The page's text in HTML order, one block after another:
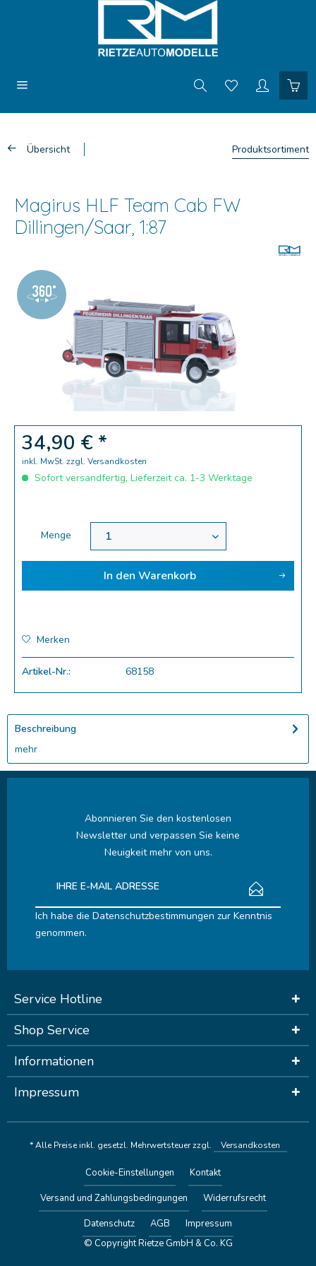
Übersicht Produktsortiment
Magirus HLF Team Cab FW
Dillingen/Saar, 1:87
34,90 € *
inkl. MwSt. zzgl. Versandkosten
Sofort versandfertig, Lieferzeit ca. 1-3 Werktage
Menge
In den Warenkorb
Merken
Artikel-Nr.: 68158
Beschreibung
mehr
Abonnieren Sie den kostenlosen
Newsletter und verpassen Sie keine
Neuigkeit mehr von uns.
Ich habe die Datenschutzbestimmungen zur Kenntnis
genommen.
Service Hotline
Shop Service
Informationen
Impressum
* Alle Preise inkl. gesetzl. Mehrwertsteuer zzgl. Versandkosten
Cookie-Einstellungen
Kontakt
Versand und Zahlungsbedingungen
Widerrufsrecht
Datenschutz
AGB
Impressum
© Copyright Rietze GmbH & Co. KG